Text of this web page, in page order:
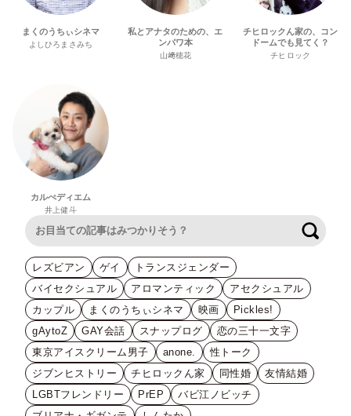
まくのうちぃシネマ
よしひろまさみち
私とアナタのための、エ
ンパワ本
山﨑穂花
チヒロックん家の、コン
ドームでも見てく？
チヒロック
カルぺディエム
井上健斗
レズビアン ゲイ
トランスジェンダー
バイセクシュアル
アロマンティック
アセクシュアル
カップル
まくのうちぃシネマ 映画
Pickles!
gAytoZ
GAY会話 スナップログ
恋の三十一文字
東京アイスクリーム男子
anone.
性トーク
ジブンヒストリー
チヒロックん家 同性婚
友情結婚
LGBTフレンドリー
PrEP
バビ江ノビッチ